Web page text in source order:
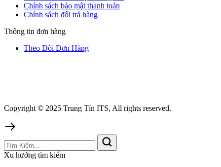
Chính sách bảo mật thanh toán
Chính sách đổi trả hàng
Thông tin đơn hàng
Theo Dõi Đơn Hàng
Copyright © 2025 Trung Tín ITS, All rights reserved.
Xu hướng tìm kiếm